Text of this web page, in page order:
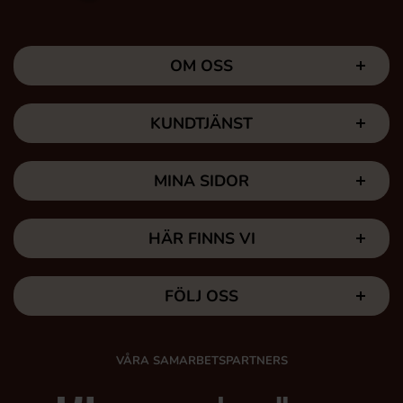
OM OSS
KUNDTJÄNST
MINA SIDOR
HÄR FINNS VI
FÖLJ OSS
VÅRA SAMARBETSPARTNERS